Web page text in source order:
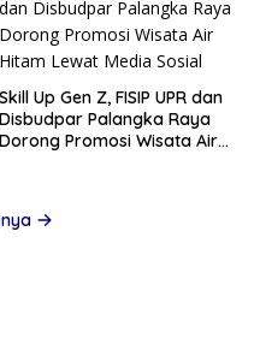
Skill Up Gen Z, FISIP UPR dan
Disbudpar Palangka Raya
Dorong Promosi Wisata Air